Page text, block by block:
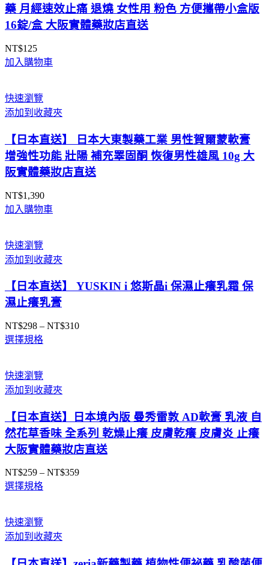
藥 月經速效止痛 退燒 女性用 粉色 方便攜帶小盒版
16錠/盒 大阪實體藥妝店直送
NT$125
加入購物車
快速瀏覽
添加到收藏夾
【日本直送】 日本大東製藥工業 男性賀爾蒙軟膏
增強性功能 壯陽 補充睪固酮 恢復男性雄風 10g 大
阪實體藥妝店直送
NT$1,390
加入購物車
快速瀏覽
添加到收藏夾
【日本直送】 YUSKIN i 悠斯晶i 保濕止癢乳霜 保
濕止癢乳膏
NT$298 – NT$310價
選擇規格
快速瀏覽
添加到收藏夾
【日本直送】日本境內版 曼秀雷敦 AD軟膏 乳液 自
然花草香味 全系列 乾燥止癢 皮膚乾癢 皮膚炎 止癢
大阪實體藥妝店直送
NT$259 – NT$359價
選擇規格
快速瀏覽
添加到收藏夾